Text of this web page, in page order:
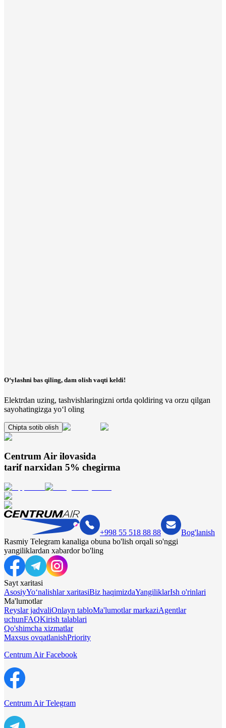
O‘ylashni bas qiling, dam olish vaqti keldi!
Elektrdan uzing, tashvishlaringizni ortda qoldiring va orzu qilgan
sayohatingizga yo‘l oling
Chipta sotib olish
Centrum Air ilovasida
tarif narxidan 5% chegirma
+998 55 518 88 88
Bog'lanish
Rasmiy Telegram kanaliga obuna bo'lish orqali so'nggi
yangiliklardan xabardor bo'ling
Sayt xaritasi
AsosiyYo‘nalishlar xaritasiBiz haqimizdaYangiliklarIsh o'rinlari
Ma'lumotlar
Reyslar jadvaliOnlayn tabloMa'lumotlar markaziAgentlar
uchunFAQKirish talablari
Qo'shimcha xizmatlar
Maxsus ovqatlanishPriority
Centrum Air Facebook
Centrum Air Telegram